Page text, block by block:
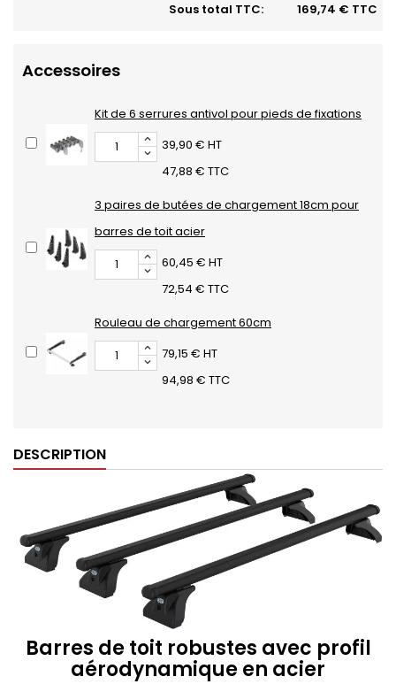
Sous total TTC:
169,74 € TTC
Accessoires
Kit de 6 serrures antivol pour pieds de fixations
39,90 € HT
47,88 € TTC
3 paires de butées de chargement 18cm pour
barres de toit acier
60,45 € HT
72,54 € TTC
Rouleau de chargement 60cm
79,15 € HT
94,98 € TTC
DESCRIPTION
Barres de toit robustes avec profil
aérodynamique en acier